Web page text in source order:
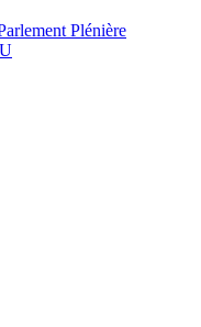
Plénière